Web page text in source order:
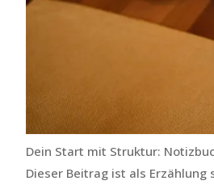
Dein Start mit Struktur:
Dieser Beitrag ist als